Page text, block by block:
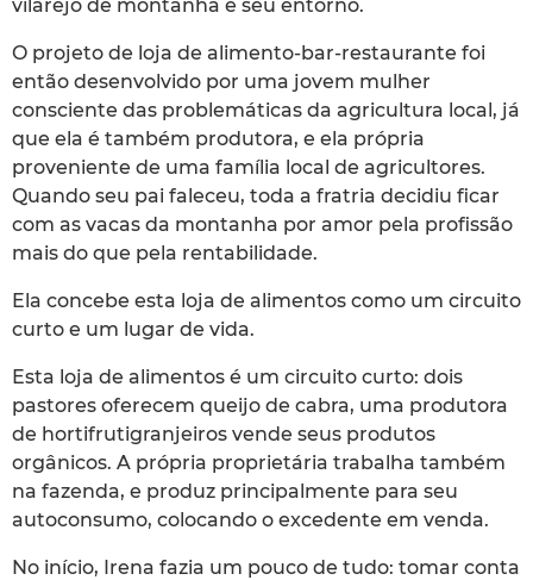
vilarejo de montanha e seu entorno.
O projeto de loja de alimento-bar-restaurante foi
então desenvolvido por uma jovem mulher
consciente das problemáticas da agricultura local, já
que ela é também produtora, e ela própria
proveniente de uma família local de agricultores.
Quando seu pai faleceu, toda a fratria decidiu ficar
com as vacas da montanha por amor pela profissão
mais do que pela rentabilidade.
Ela concebe esta loja de alimentos como um circuito
curto e um lugar de vida.
Esta loja de alimentos é um circuito curto: dois
pastores oferecem queijo de cabra, uma produtora
de hortifrutigranjeiros vende seus produtos
orgânicos. A própria proprietária trabalha também
na fazenda, e produz principalmente para seu
autoconsumo, colocando o excedente em venda.
No início, Irena fazia um pouco de tudo: tomar conta